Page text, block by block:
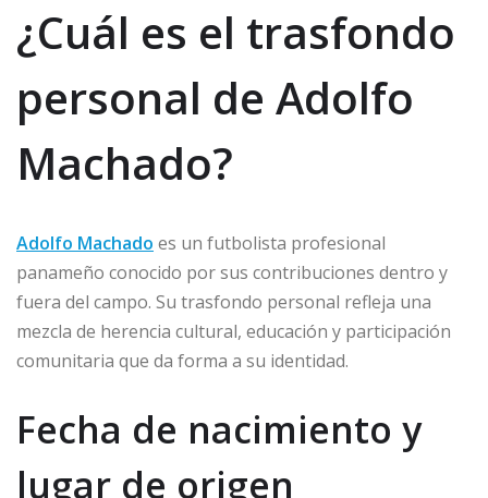
¿Cuál es el trasfondo
personal de Adolfo
Machado?
Adolfo Machado es un futbolista profesional
panameño conocido por sus contribuciones dentro y
fuera del campo. Su trasfondo personal refleja una
mezcla de herencia cultural, educación y participación
comunitaria que da forma a su identidad.
Fecha de nacimiento y
lugar de origen